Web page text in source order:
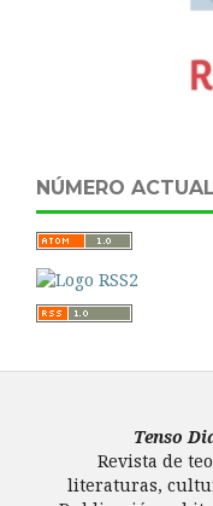
NÚMERO ACTUAL
Tenso
Revista de
literaturas,